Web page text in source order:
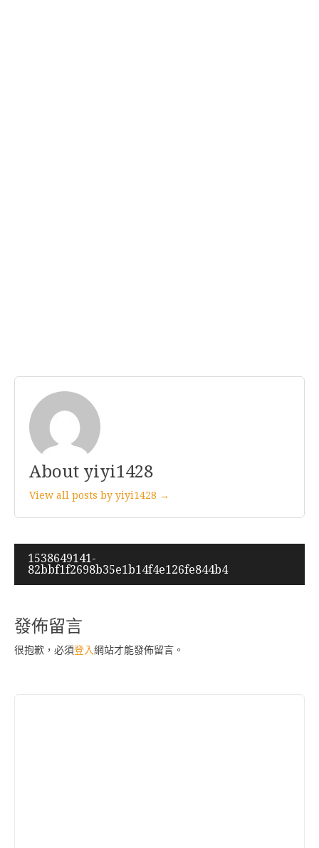
About yiyi1428
View all posts by yiyi1428 →
文
章
覽
1538649141-
82bbf1f2698b35e1b14f4e126fe844b4
發佈留言
很抱歉，必須登入網站才能發佈留言。